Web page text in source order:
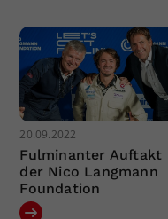
20.09.2022
Fulminanter Auftakt
der Nico Langmann
Foundation